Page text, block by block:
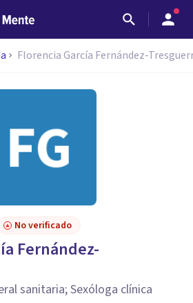
Florencia García Fernández-
No verificado
Fernández-
sanitaria; Sexóloga clínica